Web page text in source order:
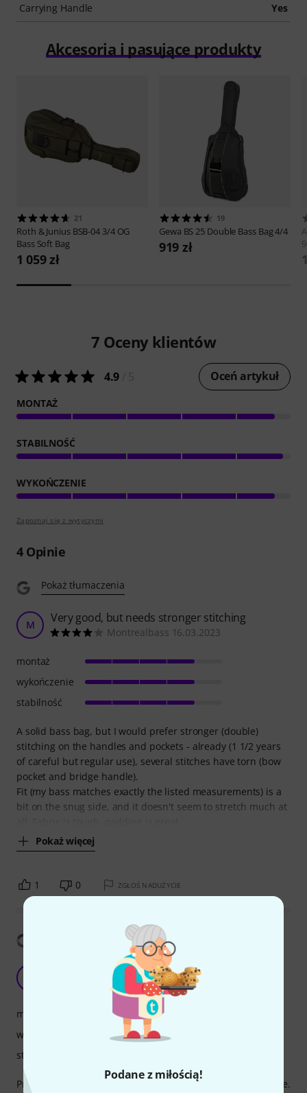
Podane z miłością!
Carrying Handle Yes
Akcesoria i pasujące produkty
21
Roth & Junius BSB-04 3/4 OG
Bass Soft Bag
1 059 zł
19
Gewa BS 25 Double Bass Bag 4/4
919 zł
7 Oceny klientów
4.9 Oceń artykuł
MONTAŻ
STABILNOŚĆ
WYKOŃCZENIE
Zapoznaj się z wytyczymi
4Opinie
Pokaż tłumaczenia
M Very good, but needs stronger stitching
Montrealbass 16.03.2023
A solid bass bag, but I would prefer stronger (double)
stitching on the handles and pockets - already (1 1/2 years
of careful but regular use), several stitches have torn (bow
pocket and bridge handle).
Fit (my bass matches exactly the listed measurements) is a
bit on the snug side, and it doesn't seem to stretch much at
Pokaż więcej
montaż
wykończenie
stabilność
1 0 ZGŁOŚ NADUŻYCIE
Pokaż tłumaczenia
fantastic bag
BorisSchmidtMusic 25.05.2022
Protects my bass very well, solid build, looks good, fair price.
montaż
wykończenie
stabilność